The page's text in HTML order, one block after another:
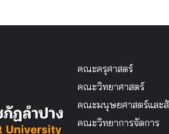
คณะครุศาสตร์
คณะวิทยาศาสตร์
คณะมนุษยศาสตร์และ
คณะวิทยาการจัดการ